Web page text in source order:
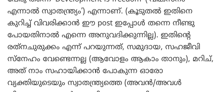
എന്നാൽ സ്വാതന്ത്ര്യം’) എന്നാണ്. (കൂടുതൽ ഇതിനെ
കുറിച്ച് വിവരിക്കാൻ ഈ post ഇപ്പോൾ തന്നെ നീണ്ടു
പോയതിനാൽ എന്നെ അനുവദിക്കുന്നില്ല). ഇതിന്റെ
രത്‌നചുരുക്കം എന്ന് പറയുന്നത്, സമുദായ, സഹജീവി
സ്‌നേഹം വേണ്ടെന്നല്ല (ആവോളം ആകാം താനും), മറിച്,
അത് നാം സഹായിക്കാൻ പോകുന്ന ഓരോ
വ്യക്തിയുടെയും സ്വാതന്ത്ര്യത്തെ (അവൻ/അവൾ